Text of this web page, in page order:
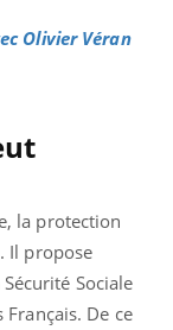
Olivier Véran
la protection
Il propose
Sociale
De ce